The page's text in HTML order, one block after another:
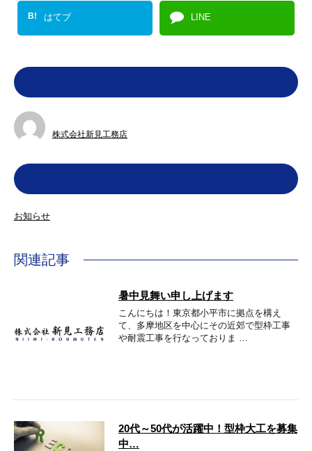
B! はてブ LINE
株式会社新見工務店
お知らせ
関連記事
暑中見舞い申し上げます
こんにちは！東京都小平市に拠点を構え
て、多摩地区を中心にその近郊で型枠工事
や耐震工事を行なっておりま …
20代～50代が活躍中！型枠大工を募集
中…